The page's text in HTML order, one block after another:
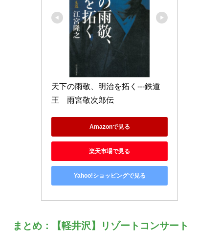
天下の雨敬、明治を拓く---鉄道
王　雨宮敬次郎伝
Amazonで見る
楽天市場で見る
Yahoo!ショッピングで見る
まとめ：【軽井沢】リゾートコンサート